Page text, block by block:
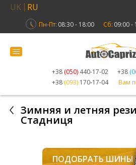
UK RU
Пн-Пт: 08:30 - 18:00 Сб: 09:00 -
+38 (050) 440-17-02 +38
+38 (093) 170-17-04 Вам
Зимняя и летняя
Стадниця
ПОДОБРАТЬ ШИНЫ